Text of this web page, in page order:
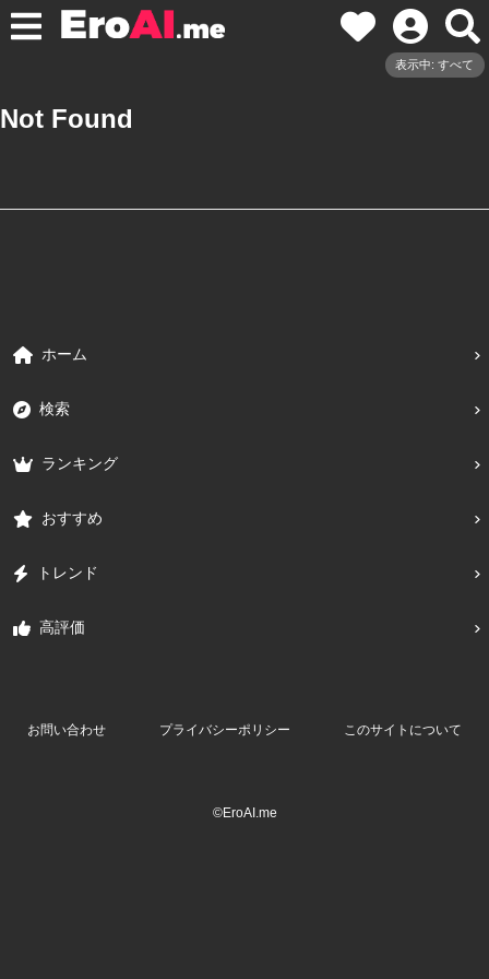
表示中: すべて
Not Found
ホーム
検索
ランキング
おすすめ
トレンド
高評価
お問い合わせ プライバシーポリシー このサイトについて
©EroAI.me